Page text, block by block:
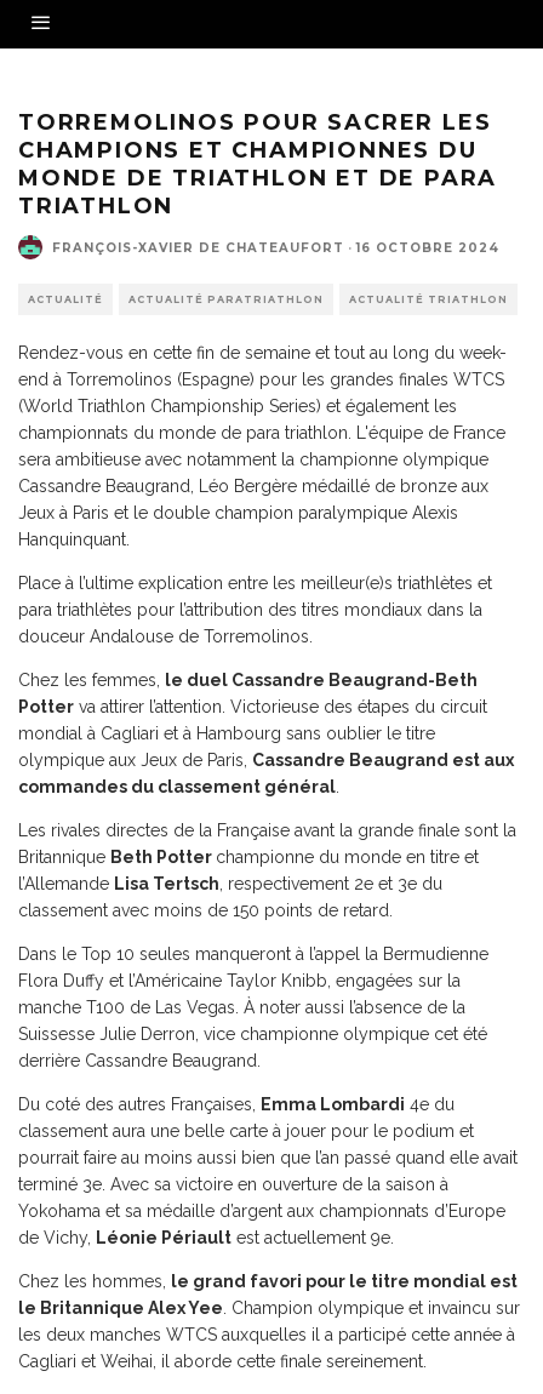
TORREMOLINOS POUR SACRER LES
CHAMPIONS ET CHAMPIONNES DU
MONDE DE TRIATHLON ET DE PARA
TRIATHLON
FRANÇOIS-XAVIER DE CHATEAUFORT · 16 OCTOBRE 2024
ACTUALITÉ ACTUALITÉ PARATRIATHLON ACTUALITÉ TRIATHLON
Rendez-vous en cette fin de semaine et tout au long du week-
end à Torremolinos (Espagne) pour les grandes finales WTCS
(World Triathlon Championship Series) et également les
championnats du monde de para triathlon. L'équipe de France
sera ambitieuse avec notamment la championne olympique
Cassandre Beaugrand, Léo Bergère médaillé de bronze aux
Jeux à Paris et le double champion paralympique Alexis
Hanquinquant.
Place à l’ultime explication entre les meilleur(e)s triathlètes et
para triathlètes pour l’attribution des titres mondiaux dans la
douceur Andalouse de Torremolinos.
Chez les femmes,
le duel Cassandre Beaugrand-Beth
Potter va attirer l’attention. Victorieuse des étapes du circuit
mondial à Cagliari et à Hambourg sans oublier le titre
olympique aux Jeux de Paris, Cassandre Beaugrand est aux
commandes du classement général
Les rivales directes de la Française avant la grande finale sont la
Britannique Beth Potter championne du monde en titre et
l’Allemande Lisa Tertsch , respectivement 2e et 3e du
classement avec moins de 150 points de retard.
Dans le Top 10 seules manqueront à l’appel la Bermudienne
Flora Duffy et l’Américaine Taylor Knibb, engagées sur la
manche T100 de Las Vegas. À noter aussi l’absence de la
Suissesse Julie Derron, vice championne olympique cet été
derrière Cassandre Beaugrand.
Du coté des autres Françaises, Emma Lombardi 4e du
classement aura une belle carte à jouer pour le podium et
pourrait faire au moins aussi bien que l’an passé quand elle avait
terminé 3e. Avec sa victoire en ouverture de la saison à
Yokohama et sa médaille d’argent aux championnats d’Europe
de Vichy, Léonie Périault est actuellement 9e.
Chez les hommes,
le grand favori pour le titre mondial est
le Britannique Alex Yee . Champion olympique et invaincu sur
les deux manches WTCS auxquelles il a participé cette année à
Cagliari et Weihai, il aborde cette finale sereinement.